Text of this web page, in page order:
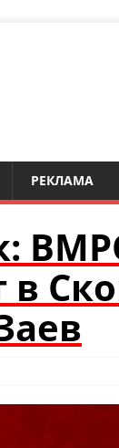
РЕКЛАМА
в